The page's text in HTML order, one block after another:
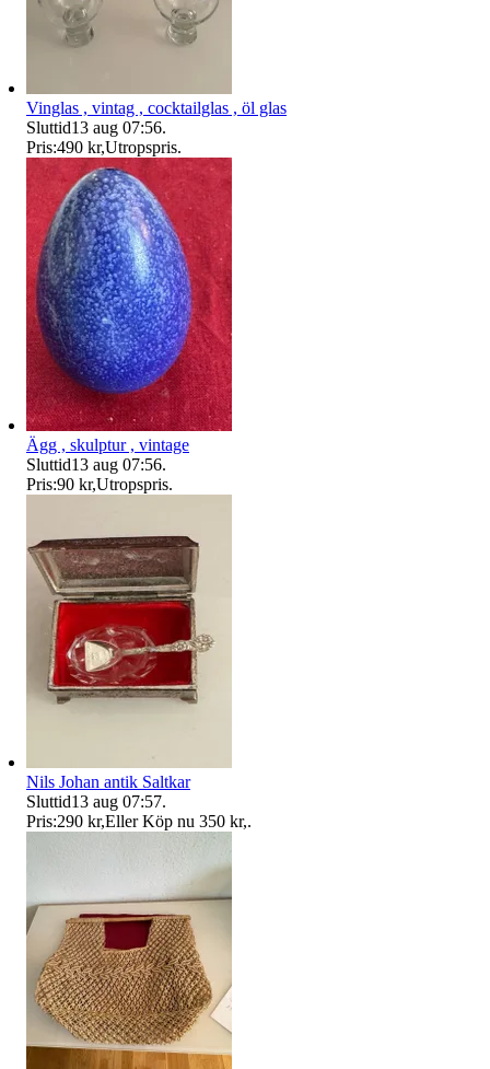
Vinglas , vintag , cocktailglas , öl glas
Sluttid13 aug 07:56.
Pris:490 kr,Utropspris.
Ägg , skulptur , vintage
Sluttid13 aug 07:56.
Pris:90 kr,Utropspris.
Nils Johan antik Saltkar
Sluttid13 aug 07:57.
Pris:290 kr,Eller Köp nu 350 kr,.